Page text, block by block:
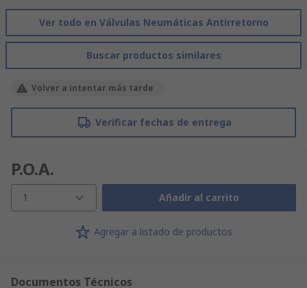
Ver todo en Válvulas Neumáticas Antirretorno
Buscar productos similares
Volver a intentar más tarde
Verificar fechas de entrega
P.O.A.
1 Añadir al carrito
Agregar a listado de productos
Documentos Técnicos